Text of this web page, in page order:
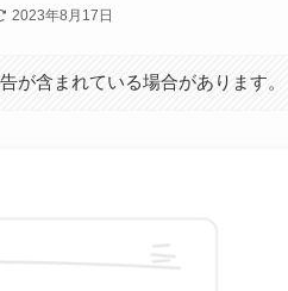
2023年8月17日
が含まれている場合があります。